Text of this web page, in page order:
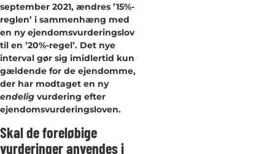
september 2021, ændres ’15%-
reglen’ i sammenhæng med
en ny ejendomsvurderingslov
til en ’20%-regel’. Det nye
interval gør sig imidlertid kun
gældende for de ejendomme,
der har modtaget en ny
endelig vurdering efter
ejendomsvurderingsloven.
Skal de foreløbige
vurderinger anvendes i